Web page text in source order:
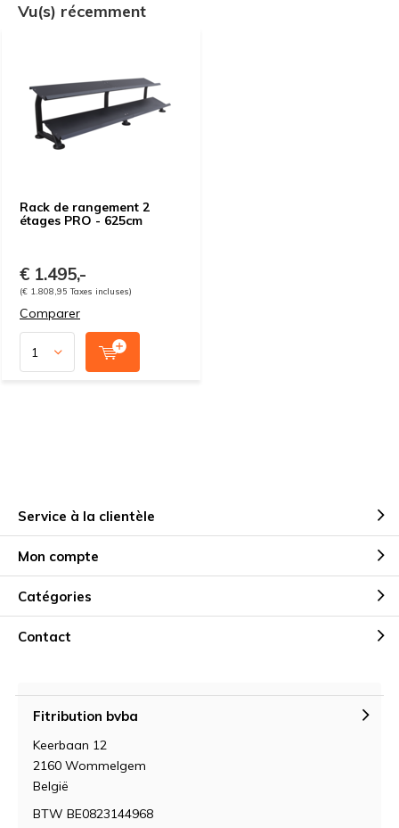
Vu(s) récemment
Rack de rangement 2
étages PRO - 625cm
€ 1.495,-
(€ 1.808,95 Taxes incluses)
Comparer
Service à la clientèle
Mon compte
Catégories
Contact
Fitribution bvba
Keerbaan 12
2160 Wommelgem
België
BTW BE0823144968